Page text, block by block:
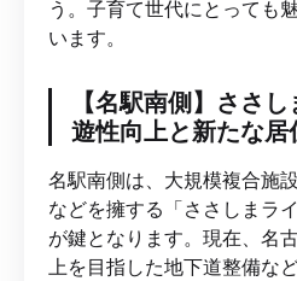
う。子育て世代にとっても
います。
【名駅南側】ささ
遊性向上と新たな
名駅南側は、大規模複合施
などを擁する「ささしまラ
が鍵となります。現在、名
上を目指した地下道整備な